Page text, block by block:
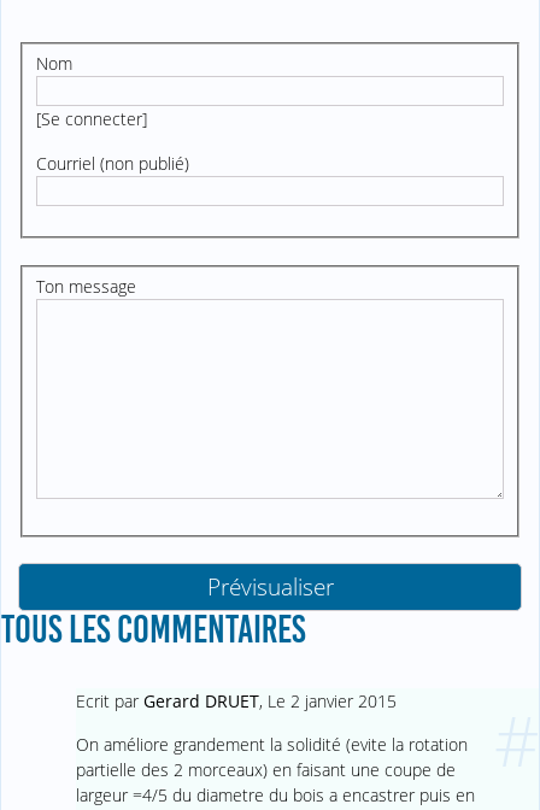
Nom
[Se connecter]
Courriel (non publié)
Ton message
TOUS LES COMMENTAIRES
Ecrit par Gerard DRUET, Le 2 janvier 2015
On améliore grandement la solidité (evite la rotation
partielle des 2 morceaux) en faisant une coupe de
largeur =4/5 du diametre du bois a encastrer puis en